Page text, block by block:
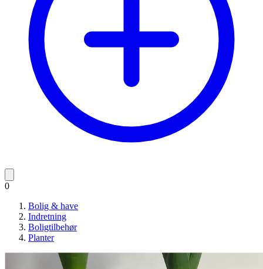
0
Bolig & have
Indretning
Boligtilbehør
Planter